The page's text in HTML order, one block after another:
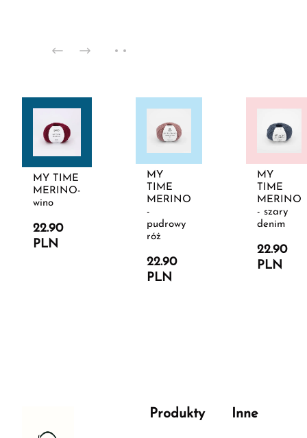
MY TIME
MERINO-
wino
22.90
PLN
MY
TIME
MERINO
-
pudrowy
róż
22.90
PLN
MY
TIME
MERINO
- szary
denim
22.90
PLN
Produkty Inne